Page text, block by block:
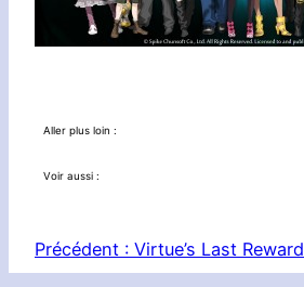
Aller plus loin :
Voir aussi :
Précédent : Virtue’s Last Reward